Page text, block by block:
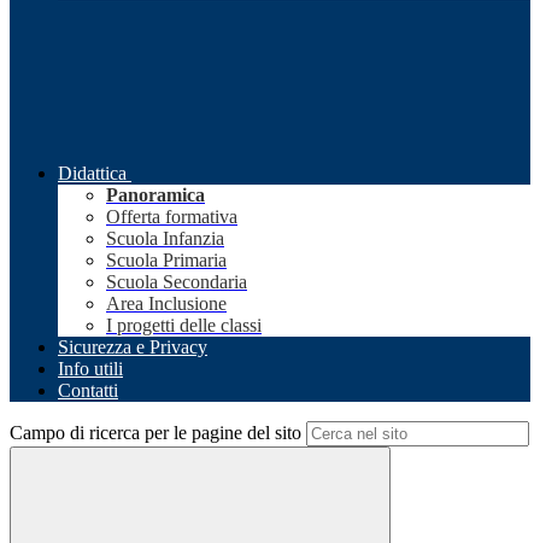
Didattica
Panoramica
Offerta formativa
Scuola Infanzia
Scuola Primaria
Scuola Secondaria
Area Inclusione
I progetti delle classi
Sicurezza e Privacy
Info utili
Contatti
Campo di ricerca per le pagine del sito